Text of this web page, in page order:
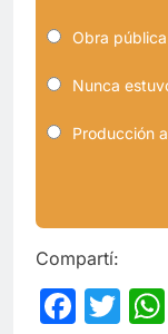
Obra
Nunca
Producción
Compartí: